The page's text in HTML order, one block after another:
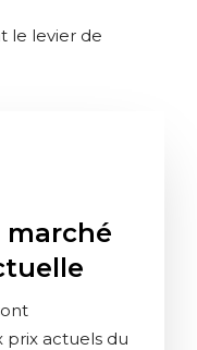
le levier de
actuels du